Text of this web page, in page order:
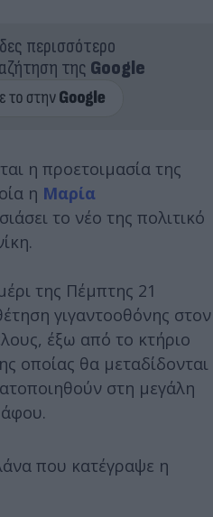
περισσότερο
της Google
η προετοιμασία της
η Μαρία
το νέο της πολιτικό
της Πέμπτης 21
γιγαντοοθόνης στον
έξω από το κτήριο
οποίας θα μεταδίδονται
στη μεγάλη
που κατέγραψε η